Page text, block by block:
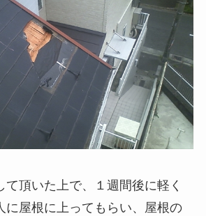
て頂いた上で、１週間後に軽く
に屋根に上ってもらい、屋根の